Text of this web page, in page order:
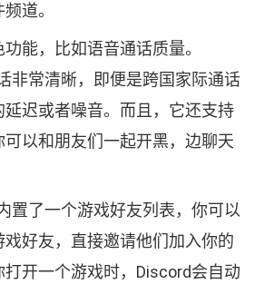
道。
能，比如语音通话质量。
非常清晰，即便是跨国家际通话
迟或者噪音。而且，它还支持
以和朋友们一起开黑，边聊天
置了一个游戏好友列表，你可以
好友，直接邀请他们加入你的
开一个游戏时，Discord会自动